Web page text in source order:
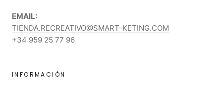
EMAIL:
TIENDA.RECREATIVO@SMART-KETING.COM
+34 959 25 77 96
INFORMACIÓN